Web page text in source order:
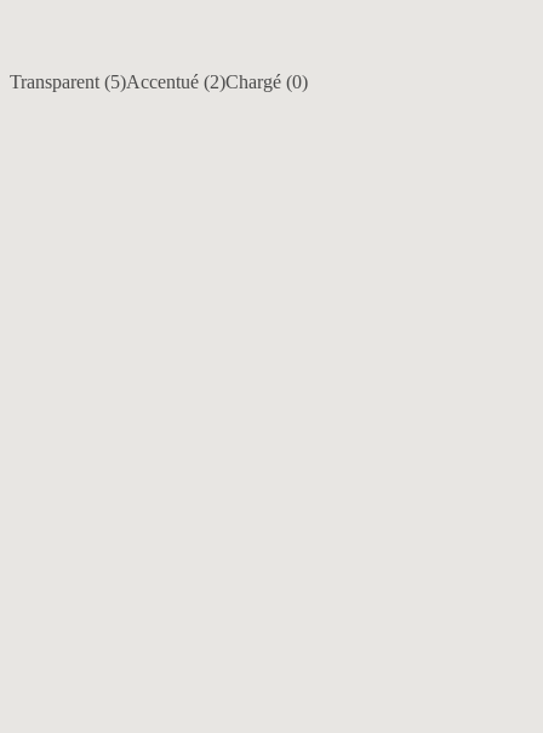
Transparent (5)Accentué (2)Chargé (0)